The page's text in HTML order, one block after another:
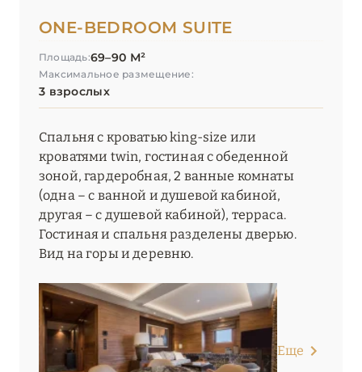
ОКСИТАНИЯ
ПАРИЖ
ПРОВАНС
ONE-BEDROOM SUITE
Площадь:69–90 М²
Максимальное размещение:
3 взрослых
Спальня с кроватью king-size или
кроватями twin, гостиная с обеденной
зоной, гардеробная, 2 ванные комнаты
(одна – c ванной и душевой кабиной,
другая – с душевой кабиной), терраса.
Гостиная и спальня разделены дверью.
Вид на горы и деревню.
Еще